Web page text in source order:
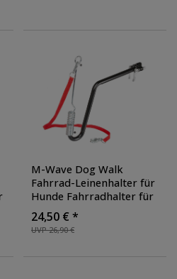
M-Wave Dog Walk
Fahrrad-Leinenhalter für
Hunde Fahrradhalter für
Hunde
Hundeleinenführstange
Fahrradleine
UVP 26,90 €
24,50 € *